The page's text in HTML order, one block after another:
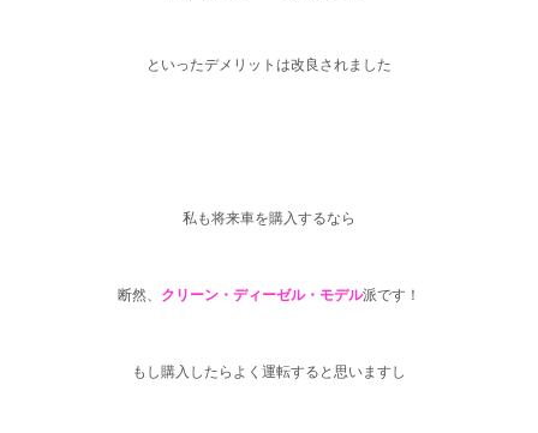
といったデメリットは改良されました
私も将来車を購入するなら
断然、 クリーン・ディーゼル・モデル派です！
もし購入したらよく運転すると思いますし